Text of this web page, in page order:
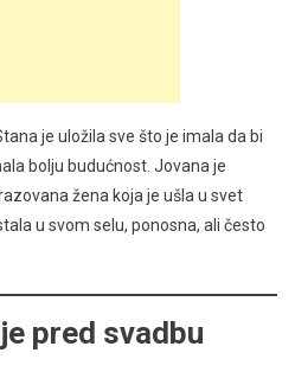
je uložila sve što je imala da bi
bolju budućnost. Jovana je
žena koja je ušla u svet
u svom selu, ponosna, ali često
pred svadbu